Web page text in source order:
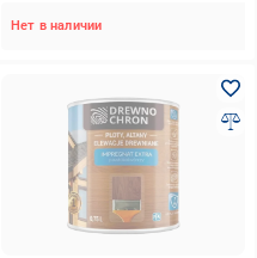
Нет в наличии